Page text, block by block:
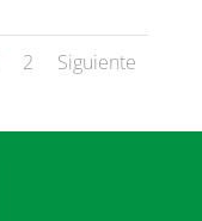
2 Siguiente